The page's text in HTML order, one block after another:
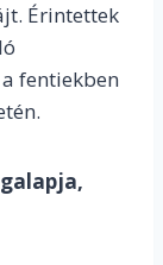
Érintettek
fentiekben